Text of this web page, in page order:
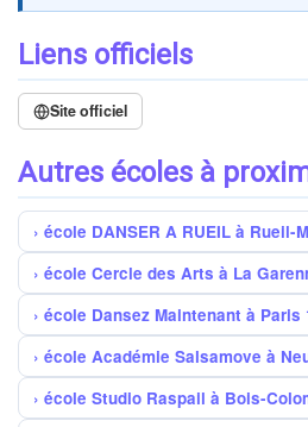
Liens officiels
Site officiel
Autres écoles à
école DANSER A RUEIL à Rueil-
école Cercle des Arts à La
école Dansez Maintenant à Paris
école Académie Salsamove à
école Studio Raspail à Bois-